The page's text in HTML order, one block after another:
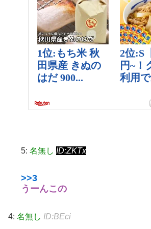
5: 名無し ID:ZKTx
>>3
うーんこの
4: 名無し ID:BEci